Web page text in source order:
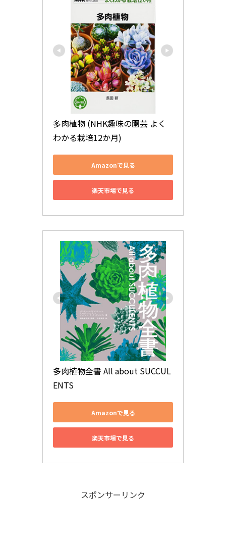
多肉植物 (NHK趣味の園芸 よく
わかる栽培12か月)
Amazonで見る
楽天市場で見る
多肉植物全書 All about SUCCUL
ENTS
Amazonで見る
楽天市場で見る
スポンサーリンク